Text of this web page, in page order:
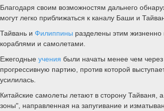
Благодаря своим возможностям дальнего
могут легко приближаться к каналу Баши и
Тайвань и Филиппины разделены этим
кораблями и самолетами.
Ежегодные учения были начаты менее чем
прогрессивную партию, против которой
усилилась.
Китайские самолеты летают в сторону Тайваня,
зоны", направленная на запугивание и